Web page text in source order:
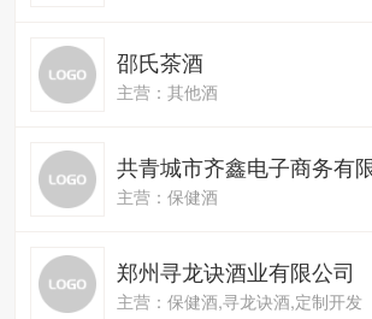
邵氏茶酒
主营：其他酒
共青城市齐鑫电子商务有
主营：保健酒
郑州寻龙诀酒业有限公司
主营：保健酒,寻龙诀酒,定制开发